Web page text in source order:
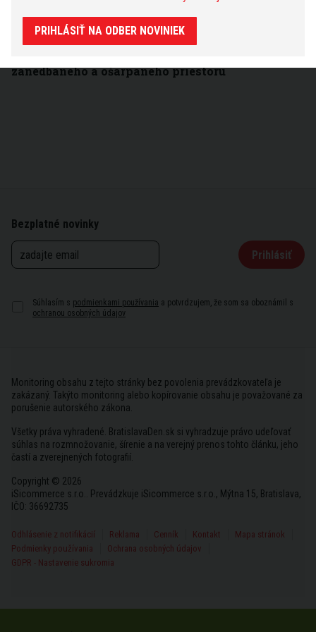
obmedzenia, čoskoro sa však otvorí
Hanba v centre Bratislavy je minulosťou. Pod
zanedbaného a ošarpaného priestoru
Bezplatné novinky
Prihlásiť
Súhlasím s podmienkami používania a potvrdzujem, že som sa oboznámil s
ochranou osobných údajov
Monitoring obsahu z tejto stránky bez povolenia prevádzkovateľa je
zakázaný. Takýto monitoring alebo kopírovanie obsahu je považované za
porušenie autorského zákona.
Všetky práva vyhradené. BratislavaDen.sk si vyhradzuje právo udeľovať
súhlas na rozmnožovanie, šírenie a na verejný prenos tohto článku, jeho
častí a zverejnených fotografií.
Copyright © 2026
iSicommerce s.r.o.. Prevádzkuje iSicommerce s.r.o., Mýtna 15, Bratislava,
IČO: 36692735
Odhlásenie z notifikácií Reklama Cenník Kontakt
Mapa stránok
Podmienky používania
Ochrana osobných údajov
GDPR - Nastavenie sukromia
PRIHLÁSIŤ NA ODBER NOVINIEK